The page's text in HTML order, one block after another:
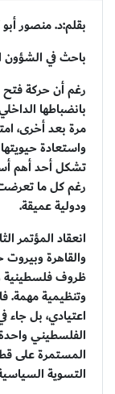
بقلم:د. منصور
باحث في الشؤون
رغم أن حركة فتح
بانضباطها
مرة بعد أخرى،
واستعادة
تشكل أحد أهم
رغم كل ما
ودولية عميقة.
انعقاد المؤتمر
ظروف فلسطينية
وتنظيمية مهمة.
اعتيادي، بل
الفلسطيني
المستمرة على
التسوية